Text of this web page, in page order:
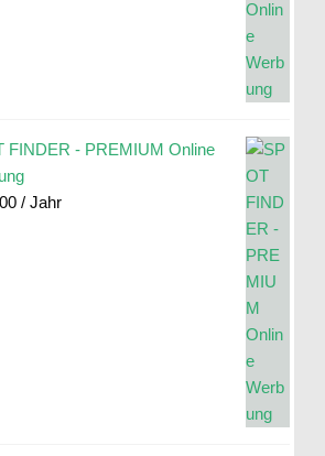
FINDER - PREMIUM Online
/ Jahr